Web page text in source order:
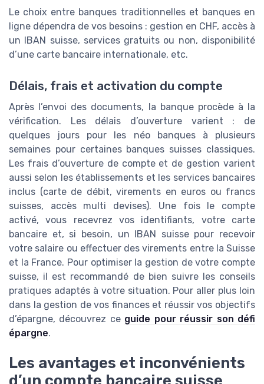
Le choix entre banques traditionnelles et banques en
ligne dépendra de vos besoins : gestion en CHF, accès à
un IBAN suisse, services gratuits ou non, disponibilité
d’une carte bancaire internationale, etc.
Délais, frais et activation du compte
Après l’envoi des documents, la banque procède à la
vérification. Les délais d’ouverture varient : de
quelques jours pour les néo banques à plusieurs
semaines pour certaines banques suisses classiques.
Les frais d’ouverture de compte et de gestion varient
aussi selon les établissements et les services bancaires
inclus (carte de débit, virements en euros ou francs
suisses, accès multi devises). Une fois le compte
activé, vous recevrez vos identifiants, votre carte
bancaire et, si besoin, un IBAN suisse pour recevoir
votre salaire ou effectuer des virements entre la Suisse
et la France. Pour optimiser la gestion de votre compte
suisse, il est recommandé de bien suivre les conseils
pratiques adaptés à votre situation. Pour aller plus loin
dans la gestion de vos finances et réussir vos objectifs
d’épargne, découvrez ce guide pour réussir son défi
épargne.
Les avantages et inconvénients
d’un compte bancaire suisse